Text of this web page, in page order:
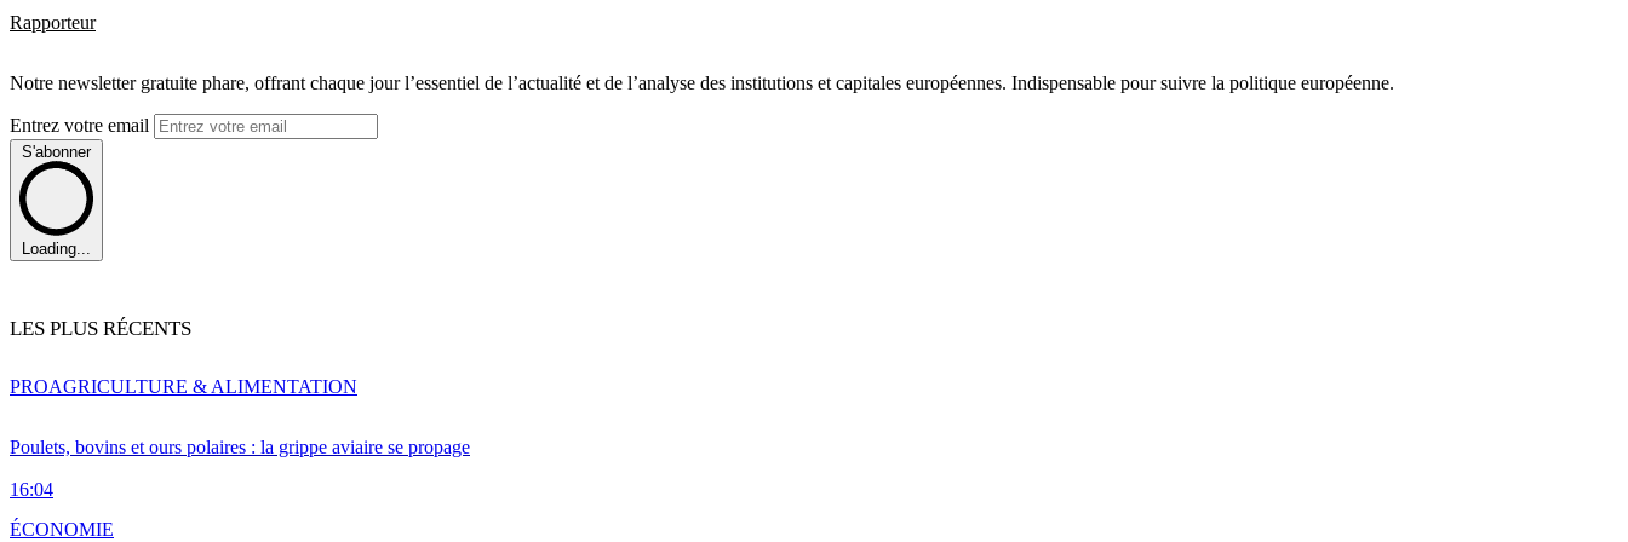
Rapporteur
Notre newsletter gratuite phare, offrant chaque jour l’essentiel de l’actualité et de l’analyse des institutions et capitales européennes. Indispensable pour suivre la politique européenne.
Entrez votre email
S'abonner
Loading...
LES PLUS RÉCENTS
Poulets, bovins et ours polaires : la grippe aviaire se propage
16:04
PROAGRICULTURE & ALIMENTATION
ÉCONOMIE